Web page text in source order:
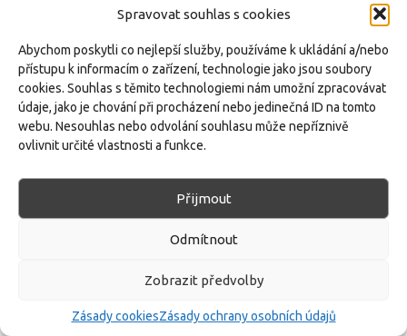
Spravovat souhlas s cookies
Abychom poskytli co nejlepší služby, používáme k ukládání a/nebo
přístupu k informacím o zařízení, technologie jako jsou soubory
cookies. Souhlas s těmito technologiemi nám umožní zpracovávat
údaje, jako je chování při procházení nebo jedinečná ID na tomto
webu. Nesouhlas nebo odvolání souhlasu může nepříznivě
ovlivnit určité vlastnosti a funkce.
Přijmout
Odmítnout
Zobrazit předvolby
Zásady cookiesZásady ochrany osobních údajů
V rámci série článků o platformě Microsoft Fabric se věnujeme
Fabric | dbt – Slowly changing dimension (SCD 2) – Snapshots a
Check Strategie v dbt s příkladem
Slowly Changing Dimensions (SCD) představují způsob, jak v
datovém skladu uchovávat a spravovat[…]
Manažerský reporting |
© 2025 Jan Zedníček — Data Engineer & Controlling. Všechna práva